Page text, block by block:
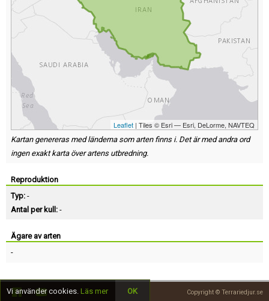
Leaflet | Tiles © Esri — Esri, DeLorme, NAVTEQ
Kartan genereras med länderna som arten finns i. Det är med andra ord
ingen exakt karta över artens utbredning.
Reproduktion
Typ: -
Antal per kull: -
Ägare av arten
-
Copyright © Terrariedjur.se
Vi använder cookies. Läs mer OK